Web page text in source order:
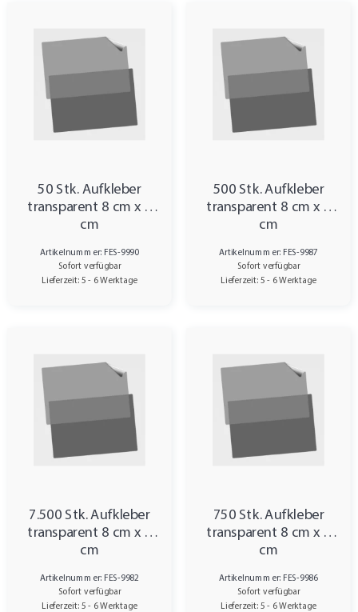
50 Stk. Aufkleber
transparent 8 cm x 4
cm
Artikelnummer: FES-9990
Sofort verfügbar
Lieferzeit: 5 - 6 Werktage
500 Stk. Aufkleber
transparent 8 cm x 4
cm
Artikelnummer: FES-9987
Sofort verfügbar
Lieferzeit: 5 - 6 Werktage
7.500 Stk. Aufkleber
transparent 8 cm x 4
cm
Artikelnummer: FES-9982
Sofort verfügbar
Lieferzeit: 5 - 6 Werktage
750 Stk. Aufkleber
transparent 8 cm x 4
cm
Artikelnummer: FES-9986
Sofort verfügbar
Lieferzeit: 5 - 6 Werktage